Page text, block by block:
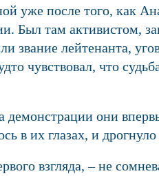
уже после того, как
Был там активистом,
звание лейтенанта,
чувствовал, что
демонстрации они
в их глазах, и
взгляда, – не